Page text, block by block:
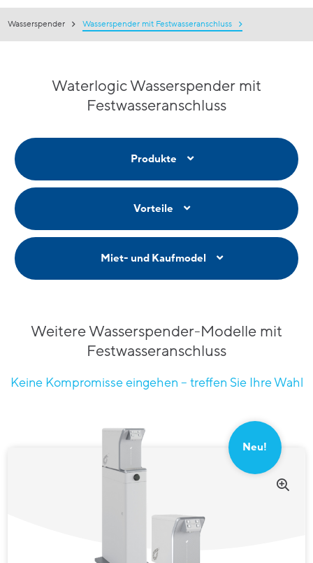
Wasserspender Wasserspender mit Festwasseranschluss
Waterlogic Wasserspender mit
Festwasseranschluss
Produkte
Vorteile
Miet- und Kaufmodel
Weitere Wasserspender-Modelle mit
Festwasseranschluss
Keine Kompromisse eingehen – treffen Sie Ihre Wahl
Neu!